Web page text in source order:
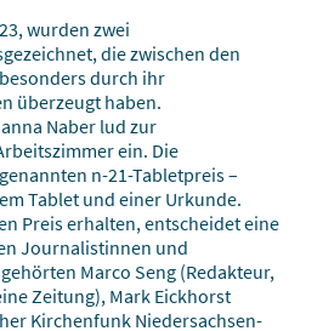
wurden zwei
die zwischen den
durch ihr
überzeugt haben.
Naber lud zur
ein. Die
n-21-Tabletpreis –
Tablet und einer Urkunde.
Preis erhalten, entscheidet eine
Journalistinnen und
Marco Seng (Redakteur,
Zeitung), Mark Eickhorst
Kirchenfunk Niedersachsen-